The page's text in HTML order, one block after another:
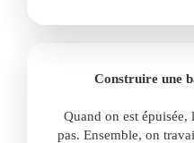
Construire une
Quand on est
pas. Ensemble, on